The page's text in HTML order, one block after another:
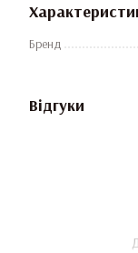
Бренд
Відгуки